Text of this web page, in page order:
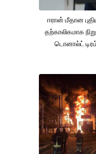
ஈரான் மீதான
தற்காலிகமாக
டொனால்ட்